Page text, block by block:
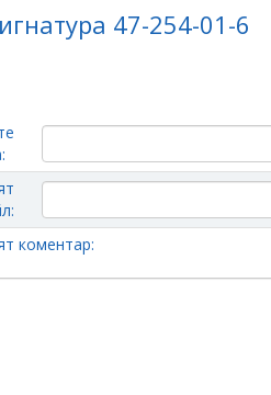
47-254-01-6
коментар: